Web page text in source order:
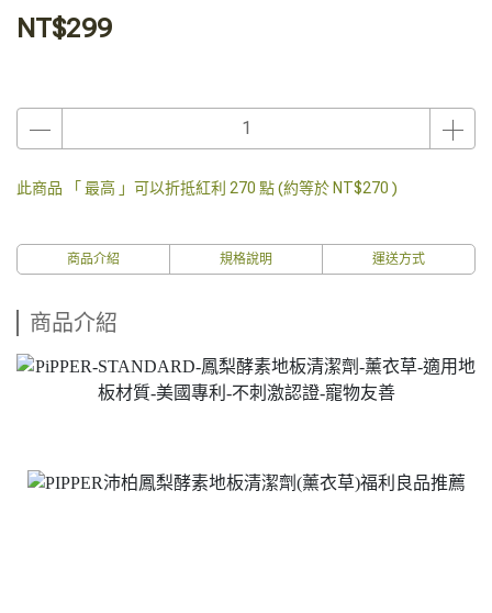
NT$299
此商品 「 最高 」可以折抵紅利 270 點 (約等於 NT$270 )
商品介紹 規格說明 運送方式
商品介紹